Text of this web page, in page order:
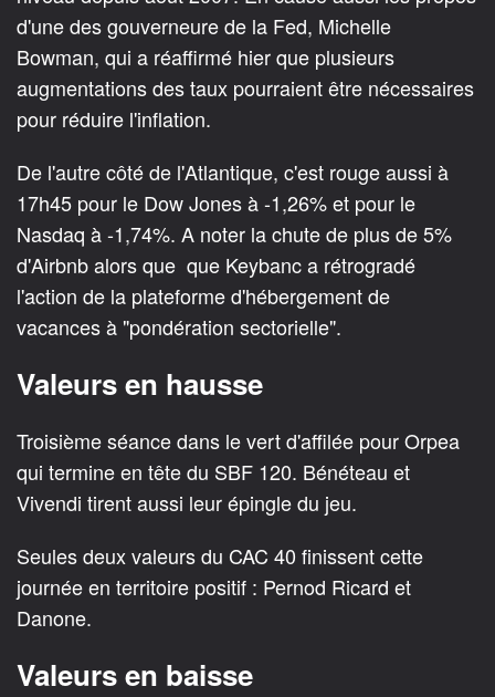
d'une des gouverneure de la Fed, Michelle
Bowman, qui a réaffirmé hier que plusieurs
augmentations des taux pourraient être nécessaires
pour réduire l'inflation.
De l'autre côté de l'Atlantique, c'est rouge aussi à
17h45 pour le Dow Jones à -1,26% et pour le
Nasdaq à -1,74%. A noter la chute de plus de 5%
d'Airbnb alors que que Keybanc a rétrogradé
l'action de la plateforme d'hébergement de
vacances à "pondération sectorielle".
Valeurs en hausse
Troisième séance dans le vert d'affilée pour Orpea
qui termine en tête du SBF 120. Bénéteau et
Vivendi tirent aussi leur épingle du jeu.
Seules deux valeurs du CAC 40 finissent cette
journée en territoire positif : Pernod Ricard et
Danone.
Valeurs en baisse